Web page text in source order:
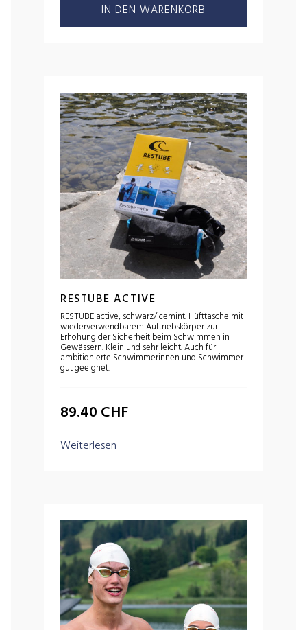
IN DEN WARENKORB
RESTUBE ACTIVE
RESTUBE active, schwarz/icemint. Hüfttasche mit
wiederverwendbarem Auftriebskörper zur
Erhöhung der Sicherheit beim Schwimmen in
Gewässern. Klein und sehr leicht. Auch für
ambitionierte Schwimmerinnen und Schwimmer
gut geeignet.
89.40 CHF
Weiterlesen